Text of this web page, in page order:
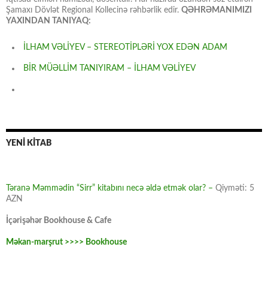
Şamaxı Dövlət Regional Kollecinə rəhbərlik edir. QƏHRƏMANIMIZI
YAXINDAN TANIYAQ:
İLHAM VƏLİYEV – STEREOTİPLƏRİ YOX EDƏN ADAM
BİR MÜƏLLİM TANIYIRAM – İLHAM VƏLİYEV
YENİ KİTAB
Təranə Məmmədin “Sirr” kitabını necə əldə etmək olar? – Qiyməti: 5
AZN
İçərişəhər Bookhouse & Cafe
Məkan-marşrut >>>> Bookhouse